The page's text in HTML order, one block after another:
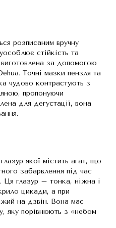
розписаним вручну
стійкість та
за допомогою
Точні мазки пензля та
чудово контрастують з
пропонуючи
для дегустації, вона
якої містить агат, що
забарвлення під час
Ця глазур – тонка, ніжна і
цикади, а при
на дзвін. Вона має
яку порівнюють з «небом